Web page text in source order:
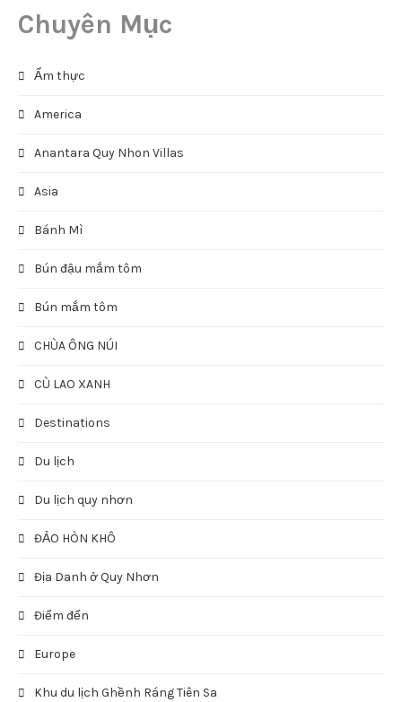
Chuyên Mục
Ẩm thực
America
Anantara Quy Nhon Villas
Asia
Bánh Mì
Bún đậu mắm tôm
Bún mắm tôm
CHÙA ÔNG NÚI
CÙ LAO XANH
Destinations
Du lịch
Du lịch quy nhơn
ĐẢO HÒN KHÔ
Địa Danh ở Quy Nhơn
Điểm đến
Europe
Khu du lịch Ghềnh Ráng Tiên Sa